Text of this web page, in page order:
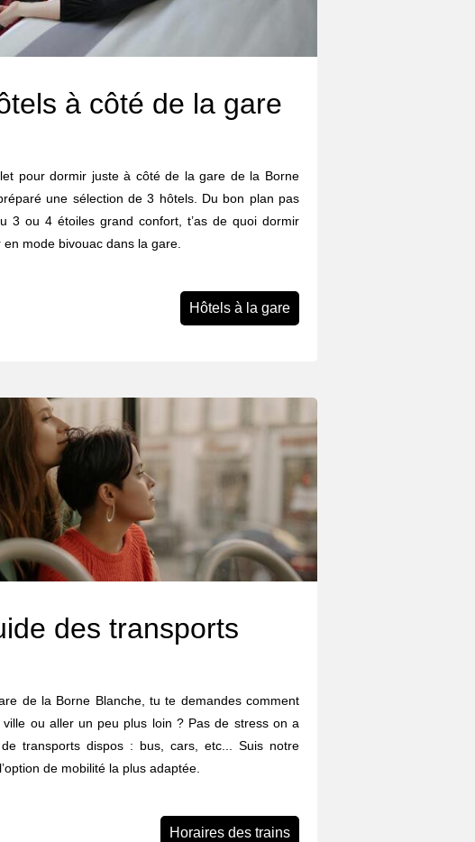
à côté de la gare
pour dormir juste à côté de la gare de la Borne
une sélection de 3 hôtels. Du bon plan pas
3 ou 4 étoiles grand confort, t’as de quoi dormir
mode bivouac dans la gare.
Hôtels à la gare
des transports
de la Borne Blanche, tu te demandes comment
ville ou aller un peu plus loin ? Pas de stress on a
transports dispos : bus, cars, etc... Suis notre
de mobilité la plus adaptée.
Horaires des trains